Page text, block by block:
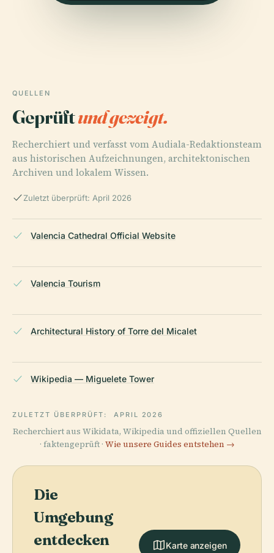
QUELLEN
Geprüftund gezeigt.
Recherchiert und verfasst vom Audiala-Redaktionsteam
aus historischen Aufzeichnungen, architektonischen
Archiven und lokalem Wissen.
Zuletzt überprüft: April 2026
Valencia Cathedral Official Website
Valencia Tourism
Architectural History of Torre del Micalet
Wikipedia — Miguelete Tower
ZULETZT ÜBERPRÜFT: APRIL 2026
Recherchiert aus Wikidata, Wikipedia und offiziellen Quellen
· faktengeprüft · Wie unsere Guides entstehen →
Die
Umgebung
entdecken
Karte anzeigen